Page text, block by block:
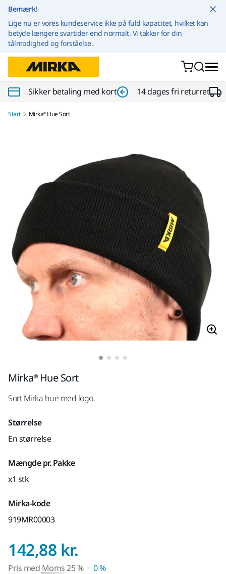
Bemærk!
Lige nu er vores kundeservice ikke på fuld kapacitet, hvilket kan
betyde længere svartider end normalt. Vi takker for din
tålmodighed og forståelse.
Sikker betaling med kort 14 dages fri returret
Start Mirka® Hue Sort
Mirka® Hue Sort
Sort Mirka hue med logo.
Størrelse
En størrelse
Mængde pr. Pakke
x1 stk
Mirka-kode
919MR00003
142,88 kr.
Pris med Moms25 %
0 %